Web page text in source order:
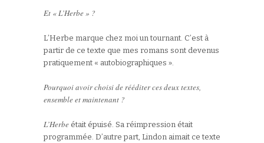
Et « L’Herbe » ?
L’Herbe marque chez moi un tournant. C’est à
partir de ce texte que mes romans sont devenus
pratiquement « autobiographiques ».
Pourquoi avoir choisi de rééditer ces deux textes,
ensemble et maintenant ?
L’Herbe était épuisé. Sa réimpression était
programmée. D’autre part, Lindon aimait ce texte